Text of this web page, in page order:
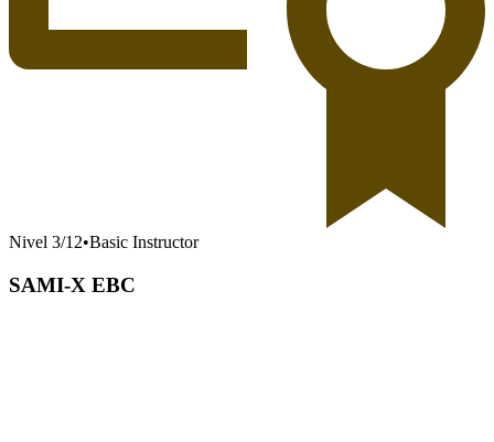
Nivel 3/12•Basic Instructor
SAMI-X EBC